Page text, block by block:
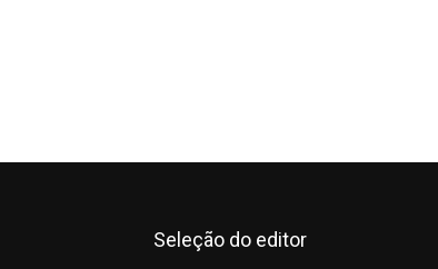
Seleção do editor